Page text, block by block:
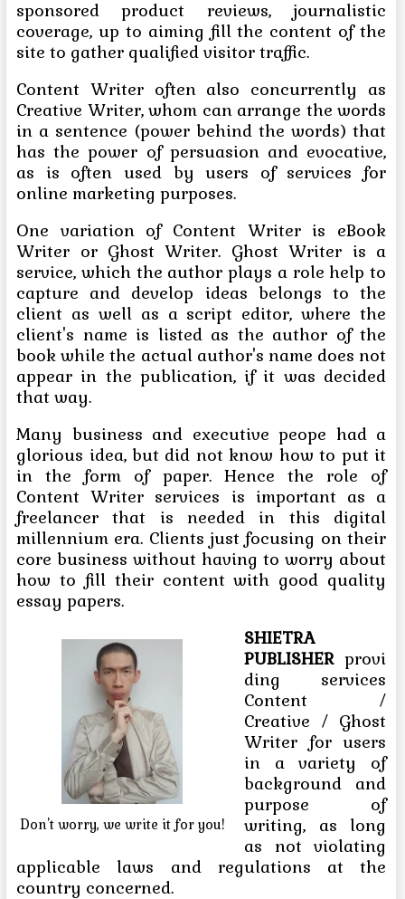
sponsored product reviews, journalistic
coverage, up to aiming fill the content of the
site to gather qualified visitor traffic.
Content Writer often also concurrently as
Creative Writer, whom can arrange the words
in a sentence (power behind the words) that
has the power of persuasion and evocative,
as is often used by users of services for
online marketing purposes.
One variation of Content Writer is eBook
Writer or Ghost Writer. Ghost Writer is a
service, which the author plays a role help to
capture and develop ideas belongs to the
client as well as a script editor, where the
client's name is listed as the author of the
book while the actual author's name does not
appear in the publication, if it was decided
that way.
Many business and executive peope had a
glorious idea, but did not know how to put it
in the form of paper. Hence the role of
Content Writer services is important as a
freelancer that is needed in this digital
millennium era. Clients just focusing on their
core business without having to worry about
how to fill their content with good quality
essay papers.
Don't worry, we write it for you!
SHIETRA
PUBLISHER provi
ding services
Content /
Creative / Ghost
Writer for users
in a variety of
background and
purpose of
writing, as long
as not violating
applicable laws and regulations at the
country concerned.